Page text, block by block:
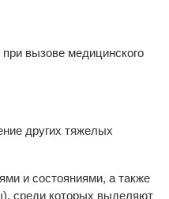
вызове медицинского
других тяжелых
и состояниями, а также
среди которых выделяют